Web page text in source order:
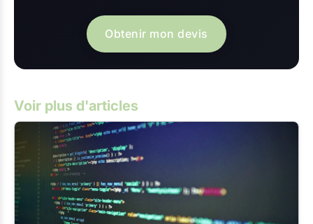
Obtenir mon devis
Voir plus d'articles